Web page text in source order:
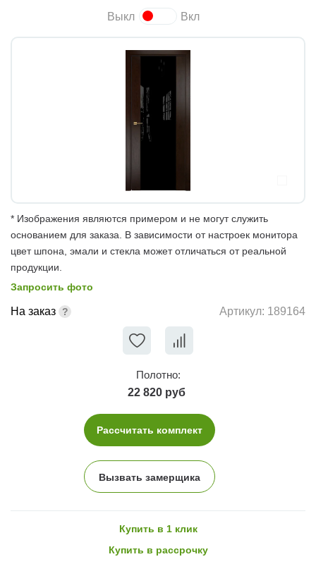
Выкл Вкл
* Изображения являются примером и не могут служить
основанием для заказа. В зависимости от настроек монитора
цвет шпона, эмали и стекла может отличаться от реальной
продукции.
Запросить фото
На заказ Артикул: 189164
Полотно:
22 820 руб
Рассчитать комплект
Вызвать замерщика
Купить в 1 клик
Купить в рассрочку